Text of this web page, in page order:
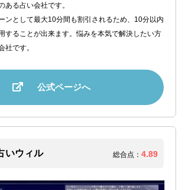
ある占い会社です。
ンとして最大10分間も割引されるため、10分以内
することが出来ます。悩みを本気で解決したい方
社です。
公式ページへ
いウィル 総合点： 4.89